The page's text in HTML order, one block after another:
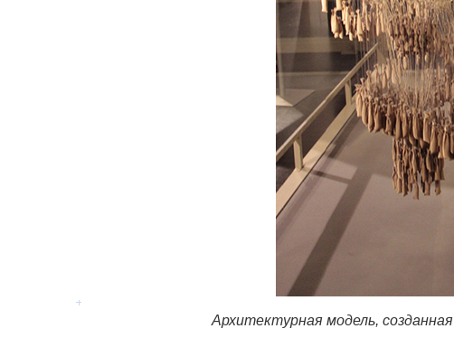
Архитектурная модель, созданная